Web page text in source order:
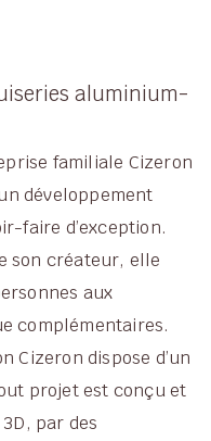
aluminium-
familiale Cizeron
développement
faire d’exception.
son créateur, elle
aux
complémentaires.
Cizeron dispose d’un
projet est conçu et
par des